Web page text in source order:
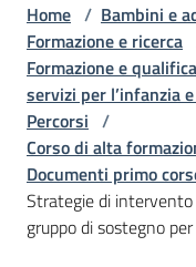
Accoglienza,
tutela
e
sostegno
Adolescenza
Home / Bambini e
Formazione e ricerca
Formazione e
servizi per l’infanzia
Percorsi /
Corso di alta
Documenti primo
Strategie di
gruppo di sostegno